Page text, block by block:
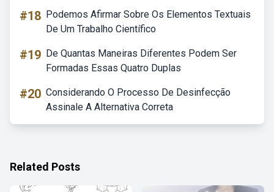
#18 Podemos Afirmar Sobre Os Elementos Textuais
De Um Trabalho Científico
#19 De Quantas Maneiras Diferentes Podem Ser
Formadas Essas Quatro Duplas
#20 Considerando O Processo De Desinfecção
Assinale A Alternativa Correta
Related Posts